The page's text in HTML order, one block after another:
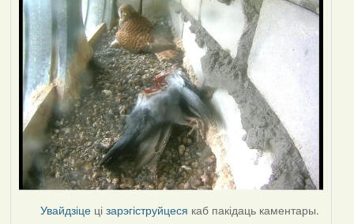
Увайдзіце цізарэгіструйцеся каб пакідаць каментары.